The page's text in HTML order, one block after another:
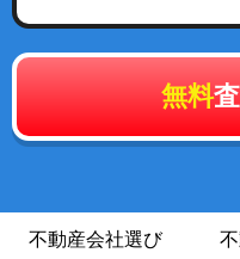
無料
不動産会社選び